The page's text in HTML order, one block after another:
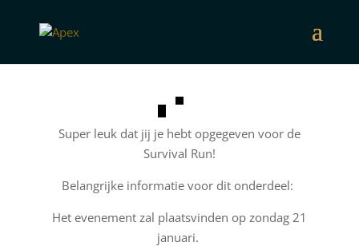
Super leuk dat jij je hebt opgegeven voor de
Survival Run!
Belangrijke informatie voor dit onderdeel:
Het evenement zal plaatsvinden op zondag 21
januari.